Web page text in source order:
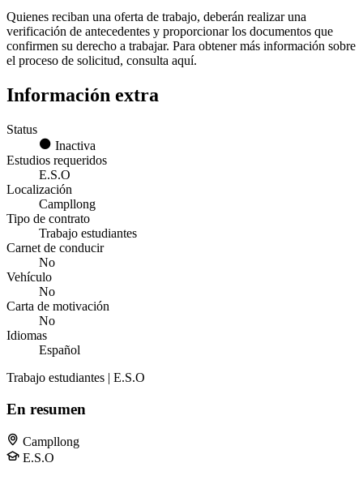
Quienes reciban una oferta de trabajo, deberán realizar una
verificación de antecedentes y proporcionar los documentos que
confirmen su derecho a trabajar. Para obtener más información sobre
el proceso de solicitud, consulta aquí.
Información extra
Status
Inactiva
Estudios requeridos
E.S.O
Localización
Campllong
Tipo de contrato
Trabajo estudiantes
Carnet de conducir
No
Vehículo
No
Carta de motivación
No
Idiomas
Español
Trabajo estudiantes | E.S.O
En resumen
Campllong
E.S.O